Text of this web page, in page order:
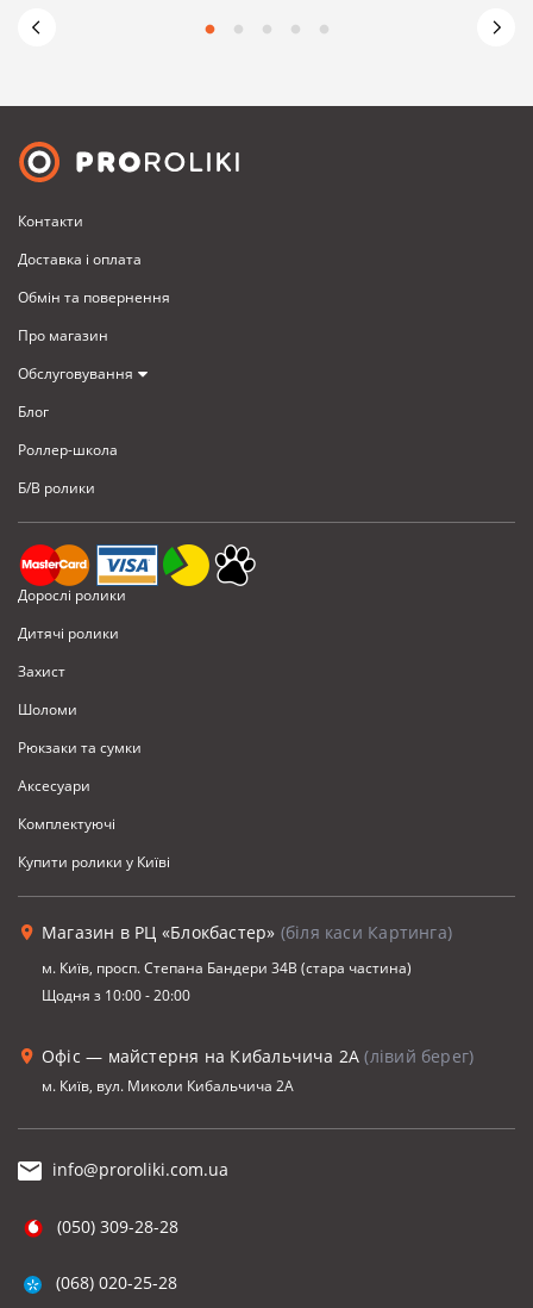
Контакти
Доставка i оплата
Обмiн та повернення
Про магазин
Обслуговування
Блог
Роллер-школа
Б/В ролики
Дорослі ролики
Дитячі ролики
Захист
Шоломи
Рюкзаки та сумки
Аксесуари
Комплектуючi
Купити ролики у Київі
Магазин в РЦ «Блокбастер» (біля каси Картинга)
м. Київ, просп. Степана Бандери 34В (стара частина)
Щодня з 10:00 - 20:00
Офіс — майстерня на Кибальчича 2А(лівий берег)
м. Київ, вул. Миколи Кибальчича 2А
info@proroliki.com.ua
(050) 309-28-28
(068) 020-25-28